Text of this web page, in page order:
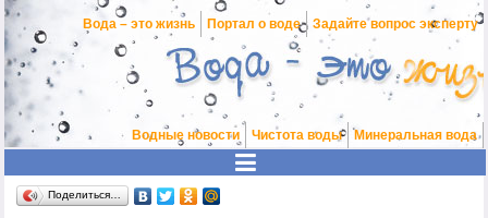
Вода – это жизнь Портал о воде Задайте вопрос эксперту
Водные новости Чистота воды Минеральная вода
Поделиться…